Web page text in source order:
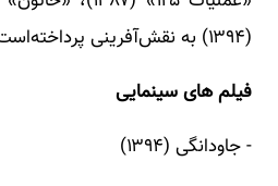
(۱۳۹۴) به نقش‌آفرینی پرداخته‌است
فیلم های سینمایی
- جاودانگی (۱۳۹۴)